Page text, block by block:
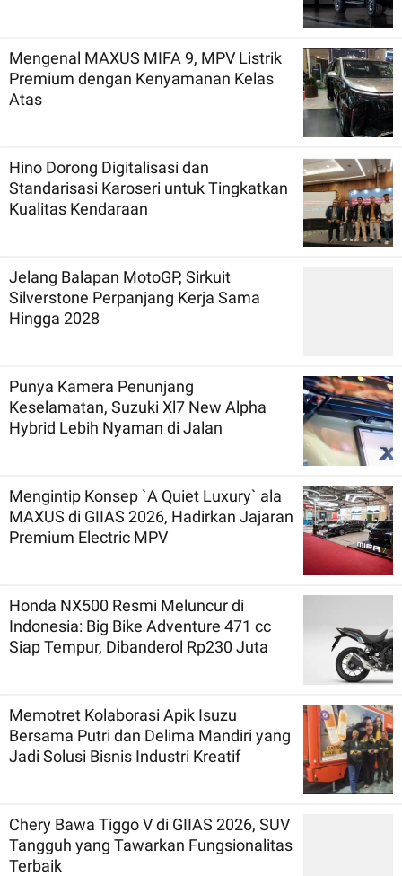
Mengenal MAXUS MIFA 9, MPV Listrik
Premium dengan Kenyamanan Kelas
Atas
Hino Dorong Digitalisasi dan
Standarisasi Karoseri untuk Tingkatkan
Kualitas Kendaraan
Jelang Balapan MotoGP, Sirkuit
Silverstone Perpanjang Kerja Sama
Hingga 2028
Punya Kamera Penunjang
Keselamatan, Suzuki Xl7 New Alpha
Hybrid Lebih Nyaman di Jalan
Mengintip Konsep `A Quiet Luxury` ala
MAXUS di GIIAS 2026, Hadirkan Jajaran
Premium Electric MPV
Honda NX500 Resmi Meluncur di
Indonesia: Big Bike Adventure 471 cc
Siap Tempur, Dibanderol Rp230 Juta
Memotret Kolaborasi Apik Isuzu
Bersama Putri dan Delima Mandiri yang
Jadi Solusi Bisnis Industri Kreatif
Chery Bawa Tiggo V di GIIAS 2026, SUV
Tangguh yang Tawarkan Fungsionalitas
Terbaik